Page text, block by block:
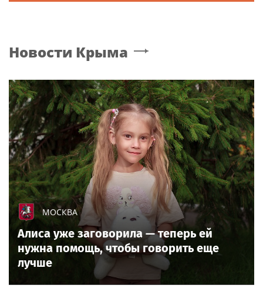
Новости Крыма
МОСКВА
Алиса уже заговорила — теперь ей
нужна помощь, чтобы говорить еще
лучше